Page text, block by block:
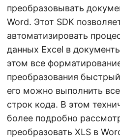
преобразовывать
Word. Этот SDK
автоматизировать
данных Excel в
этом все
преобразования
его можно выполнить
строк кода. В этом
более подробно
преобразовать XLS в